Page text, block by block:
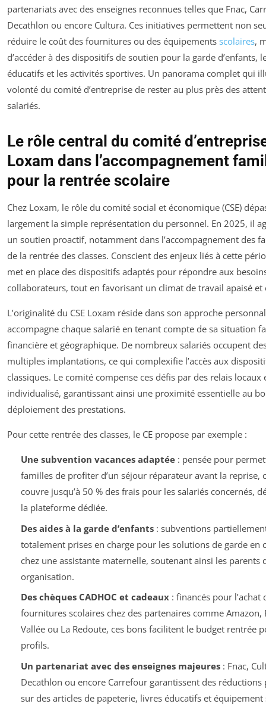
partenariats avec des enseignes reconnues telles que Fnac,
Decathlon ou encore Cultura. Ces initiatives permettent non
réduire le coût des fournitures ou des équipements scolaires,
d’accéder à des dispositifs de soutien pour la garde d’enfants,
éducatifs et les activités sportives. Un panorama complet qui
volonté du comité d’entreprise de rester au plus près des
salariés.
Le rôle central du comité
Loxam dans l’accompagnement
pour la rentrée scolaire
Chez Loxam, le rôle du comité social et économique (CSE)
largement la simple représentation du personnel. En 2025, il
un soutien proactif, notamment dans l’accompagnement des
de la rentrée des classes. Conscient des enjeux liés à cette
met en place des dispositifs adaptés pour répondre aux
collaborateurs, tout en favorisant un climat de travail apaisé et
L’originalité du CSE Loxam réside dans son approche
accompagne chaque salarié en tenant compte de sa situation
financière et géographique. De nombreux salariés occupent
multiples implantations, ce qui complexifie l’accès aux
classiques. Le comité compense ces défis par des relais locaux
individualisé, garantissant ainsi une proximité essentielle au
déploiement des prestations.
Pour cette rentrée des classes, le CE propose par exemple :
Une subvention vacances adaptée: pensée pour
familles de profiter d’un séjour réparateur avant la reprise,
couvre jusqu’à 50 % des frais pour les salariés concernés,
la plateforme dédiée.
Des aides à la garde d’enfants: subventions
totalement prises en charge pour les solutions de garde en
chez une assistante maternelle, soutenant ainsi les parents
organisation.
Des chèques CADHOC et cadeaux: financés pour l’achat
fournitures scolaires chez des partenaires comme Amazon,
Vallée ou La Redoute, ces bons facilitent le budget rentrée
profils.
Un partenariat avec des enseignes majeures: Fnac,
Decathlon ou encore Carrefour garantissent des réductions
sur des articles de papeterie, livres éducatifs et